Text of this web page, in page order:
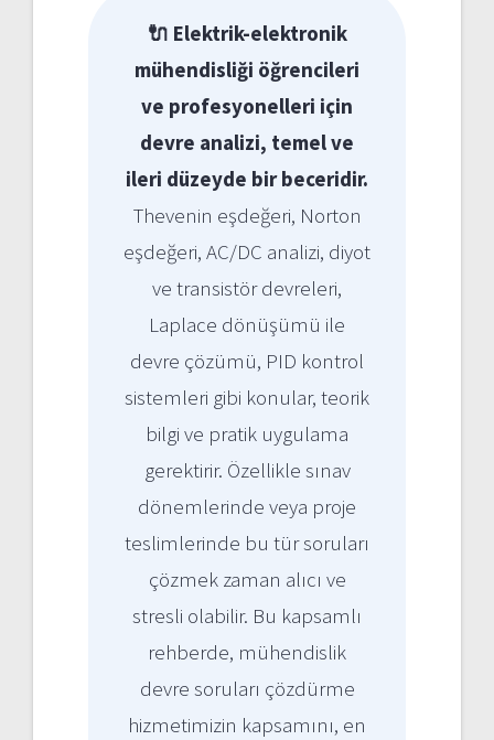
🔌 Elektrik-elektronik
mühendisliği öğrencileri
ve profesyonelleri için
devre analizi, temel ve
ileri düzeyde bir beceridir.
Thevenin eşdeğeri, Norton
eşdeğeri, AC/DC analizi, diyot
ve transistör devreleri,
Laplace dönüşümü ile
devre çözümü, PID kontrol
sistemleri gibi konular, teorik
bilgi ve pratik uygulama
gerektirir. Özellikle sınav
dönemlerinde veya proje
teslimlerinde bu tür soruları
çözmek zaman alıcı ve
stresli olabilir. Bu kapsamlı
rehberde, mühendislik
devre soruları çözdürme
hizmetimizin kapsamını, en